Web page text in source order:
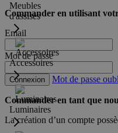
Meubles
d'assises
Accessoires
Luminaires
Commander en utilisant
Email
Mot de passe
Connexion Mot de passe
Commander en tant que
La création d’un compte